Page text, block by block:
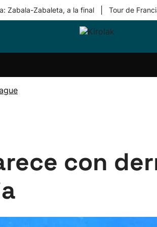
Zabala-Zabaleta, a la final Tour de
Equipos
con